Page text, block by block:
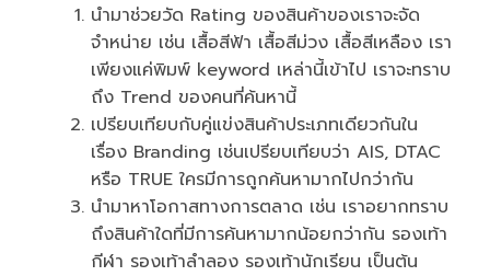
นำมาช่วยวัด Rating ของสินค้าของเราจะจัด
จำหน่าย เช่น เสื้อสีฟ้า เสื้อสีม่วง เสื้อสีเหลือง เรา
เพียงแค่พิมพ์ keyword เหล่านี้เข้าไป เราจะทราบ
ถึง Trend ของคนที่ค้นหานี้
เปรียบเทียบกับคู่แข่งสินค้าประเภทเดียวกันใน
เรื่อง Branding เช่นเปรียบเทียบว่า AIS, DTAC
หรือ TRUE ใครมีการถูกค้นหามากไปกว่ากัน
นำมาหาโอกาสทางการตลาด เช่น เราอยากทราบ
ถึงสินค้าใดที่มีการค้นหามากน้อยกว่ากัน รองเท้า
กีฬา รองเท้าลำลอง รองเท้านักเรียน เป็นต้น